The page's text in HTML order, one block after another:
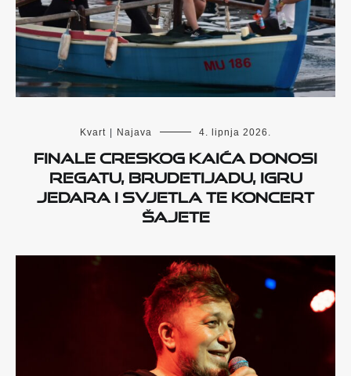
Kvart Najava 4. lipnja 2026.
Finale Creskog kaića donosi
regatu, brudetijadu, igru
jedara i svjetla te koncert
Šajete